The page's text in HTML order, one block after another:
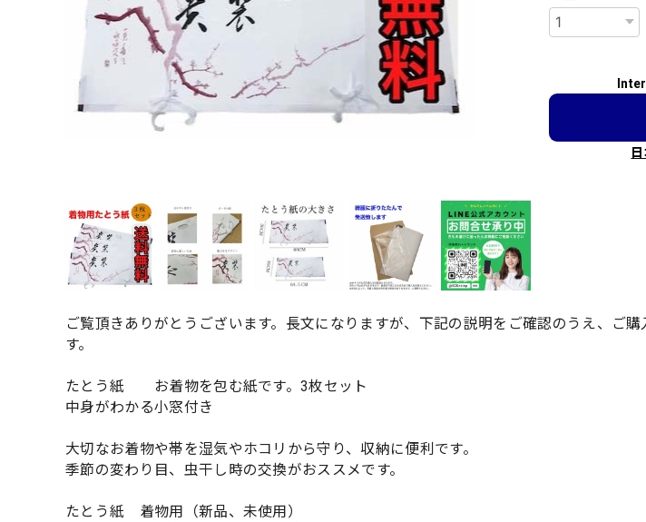
ご覧頂きありがとうございます。長文になりますが、下記の説明をご確認のうえ、ご
す。
たとう紙 お着物を包む紙です。3枚セット
中身がわかる小窓付き
大切なお着物や帯を湿気やホコリから守り、収納に便利です。
季節の変わり目、虫干し時の交換がおススメです。
たとう紙 着物用（新品、未使用）